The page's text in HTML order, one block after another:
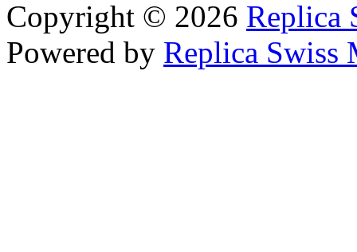
Copyright © 2026 Replica
Powered by Replica Swiss